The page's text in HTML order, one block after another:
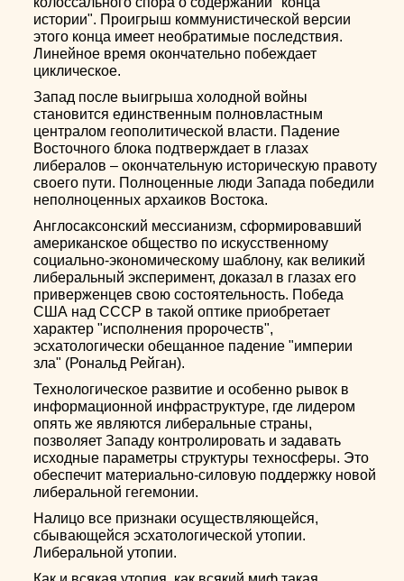
истории". Проигрыш коммунистической версии
этого конца имеет необратимые последствия.
Линейное время окончательно побеждает
циклическое.
Запад после выигрыша холодной войны
становится единственным полновластным
централом геополитической власти. Падение
Восточного блока подтверждает в глазах
либералов – окончательную историческую правоту
своего пути. Полноценные люди Запада победили
неполноценных архаиков Востока.
Англосаксонский мессианизм, сформировавший
американское общество по искусственному
социально-экономическому шаблону, как великий
либеральный эксперимент, доказал в глазах его
приверженцев свою состоятельность. Победа
США над СССР в такой оптике приобретает
характер "исполнения пророчеств",
эсхатологически обещанное падение "империи
зла" (Рональд Рейган).
Технологическое развитие и особенно рывок в
информационной инфраструктуре, где лидером
опять же являются либеральные страны,
позволяет Западу контролировать и задавать
исходные параметры структуры техносферы. Это
обеспечит материально-силовую поддержку новой
либеральной гегемонии.
Налицо все признаки осуществляющейся,
сбывающейся эсхатологической утопии.
Либеральной утопии.